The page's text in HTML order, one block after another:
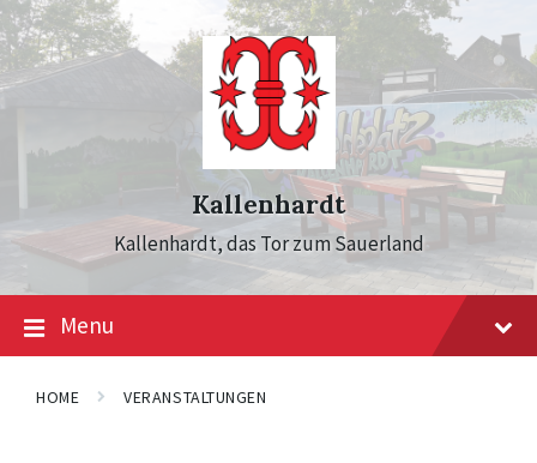
Skip
to
content
Skip
to
main
navigation
Skip
to
footer
Kallenhardt
Kallenhardt, das Tor zum Sauerland
Menu
HOME VERANSTALTUNGEN